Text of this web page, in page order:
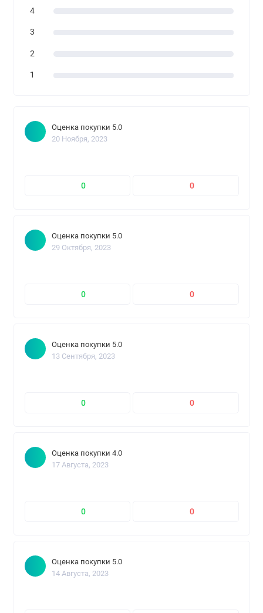
4
3
2
1
Оценка покупки 5.0
20 Ноября, 2023
0 0
Оценка покупки 5.0
29 Октября, 2023
0 0
Оценка покупки 5.0
13 Сентября, 2023
0 0
Оценка покупки 4.0
17 Августа, 2023
0 0
Оценка покупки 5.0
14 Августа, 2023